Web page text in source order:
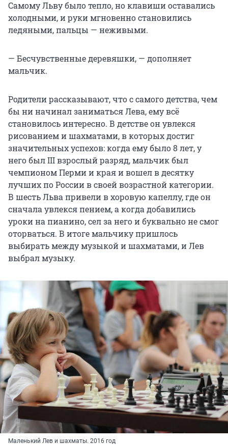
Самому Льву было тепло, но клавиши оставались
холодными, и руки мгновенно становились
ледяными, пальцы — неживыми.
— Бесчувственные деревяшки, — дополняет
мальчик.
Родители рассказывают, что с самого детства, чем
бы ни начинал заниматься Лева, ему всё
становилось интересно. В детстве он увлекся
рисованием и шахматами, в которых достиг
значительных успехов: когда ему было 8 лет, у
него был III взрослый разряд, мальчик был
чемпионом Перми и края и вошел в десятку
лучших по России в своей возрастной категории.
В шесть Льва привели в хоровую капеллу, где он
сначала увлекся пением, а когда добавились
уроки на пианино, сел за него и буквально не смог
оторваться. В итоге мальчику пришлось
выбирать между музыкой и шахматами, и Лев
выбрал музыку.
Маленький Лев и шахматы. 2016 год